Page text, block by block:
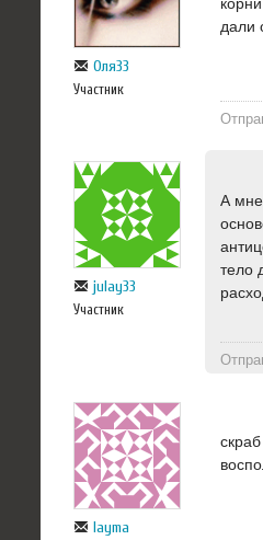
Оля33
Участник
дали
julay33
Участник
А
тело
layma